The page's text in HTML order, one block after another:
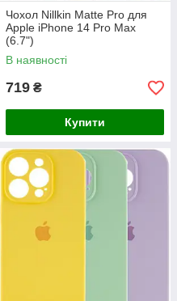
Чохол Nillkin Matte Pro для
Apple iPhone 14 Pro Max
(6.7")
В наявності
719 ₴
Купити